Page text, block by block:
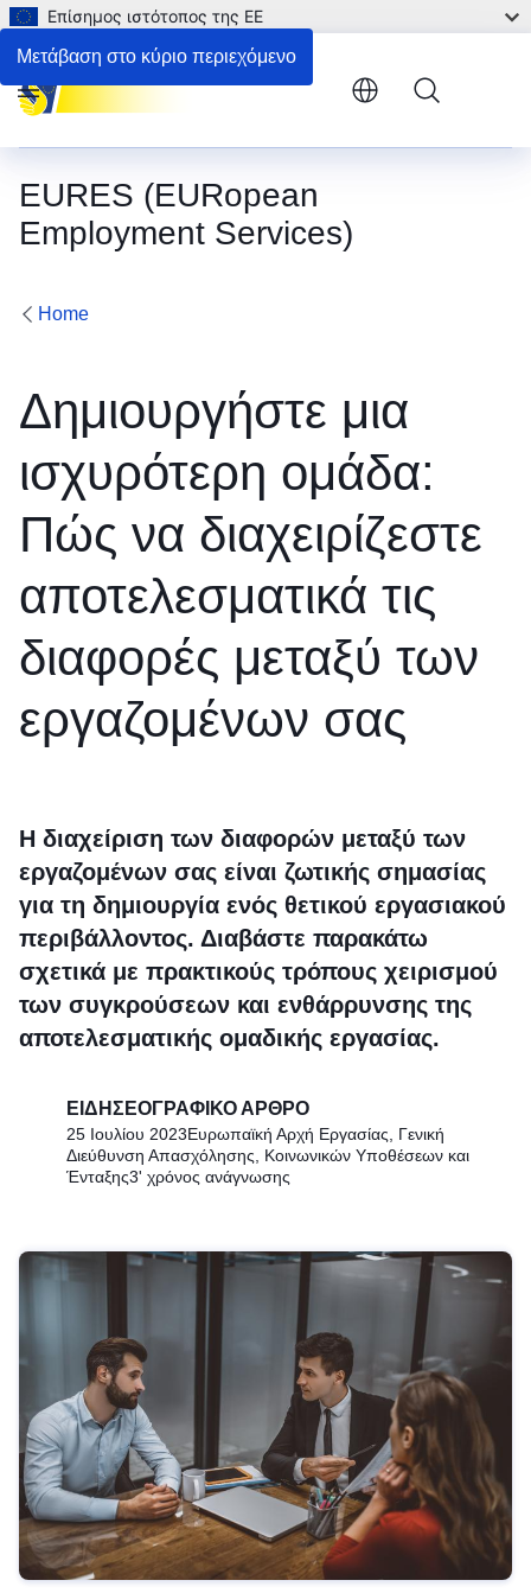
Μετάβαση στο κύριο περιεχόμενο
Επίσημος ιστότοπος της ΕΕ
EURES (EURopean
Employment Services)
Menu
Home
Δημιουργήστε μια
ισχυρότερη ομάδα:
Πώς να διαχειρίζεστε
αποτελεσματικά τις
διαφορές μεταξύ των
εργαζομένων σας
Η διαχείριση των διαφορών μεταξύ των
εργαζομένων σας είναι ζωτικής σημασίας
για τη δημιουργία ενός θετικού εργασιακού
περιβάλλοντος. Διαβάστε παρακάτω
σχετικά με πρακτικούς τρόπους χειρισμού
των συγκρούσεων και ενθάρρυνσης της
αποτελεσματικής ομαδικής εργασίας.
ΕΙΔΗΣΕΟΓΡΑΦΙΚΌ ΆΡΘΡΟ
25 Ιουλίου 2023Ευρωπαϊκή Αρχή Εργασίας, Γενική
Διεύθυνση Απασχόλησης, Κοινωνικών Υποθέσεων και
Ένταξης3' χρόνος ανάγνωσης